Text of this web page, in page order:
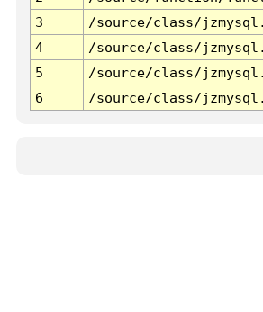
3
/source/class/
4
/source/class/
5
/source/class/
6
/source/class/